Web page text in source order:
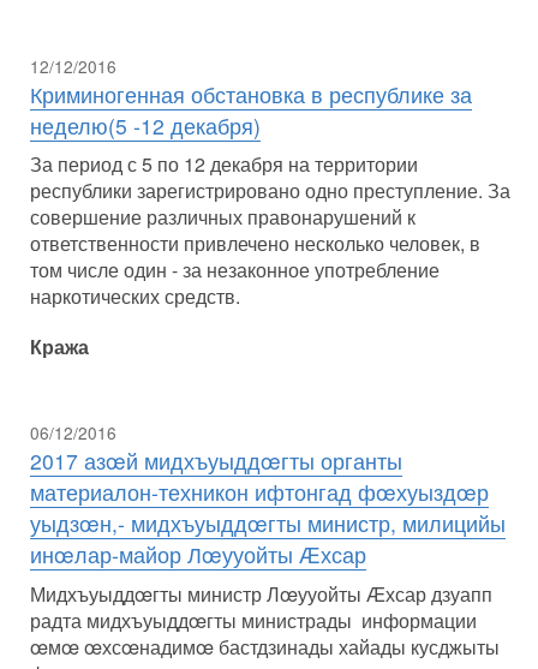
12/12/2016
Криминогенная обстановка в республике за
неделю(5 -12 декабря)
За период с 5 по 12 декабря на территории
республики зарегистрировано одно преступление. За
совершение различных правонарушений к
ответственности привлечено несколько человек, в
том числе один - за незаконное употребление
наркотических средств.
Кража
06/12/2016
2017 азœй мидхъуыддœгты органты
материалон-техникон ифтонгад фœхуыздœр
уыдзœн,- мидхъуыддœгты министр, милицийы
инœлар-майор Лœууойты Æхсар
Мидхъуыддœгты министр Лœууойты Æхсар дзуапп
радта мидхъуыддœгты министрады информации
œмœ œхсœнадимœ бастдзинады хайады кусджыты